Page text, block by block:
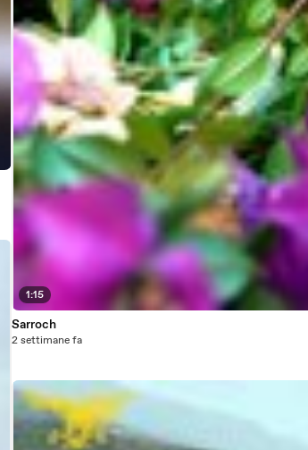
1:15
Sarroch
2 settimane fa